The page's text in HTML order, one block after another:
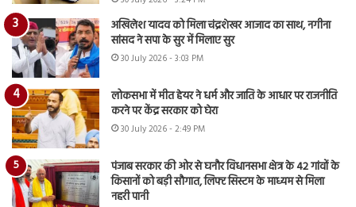
अखिलेश यादव को मिला चंद्रशेखर आजाद का साथ, नगीना
सांसद ने सपा के सुर में मिलाए सुर
30 July 2026 - 3:03 PM
लोकसभा में मीत हेयर ने धर्म और जाति के आधार पर राजनीति
करने पर केंद्र सरकार को घेरा
30 July 2026 - 2:49 PM
पंजाब सरकार की ओर से घनौर विधानसभा क्षेत्र के 42 गांवों के
किसानों को बड़ी सौगात, लिफ्ट सिस्टम के माध्यम से मिला
नहरी पानी